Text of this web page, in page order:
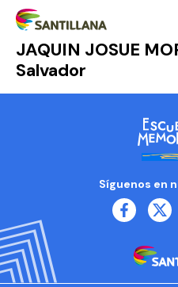
JAQUIN JOSUE
Salvador
Síguenos en